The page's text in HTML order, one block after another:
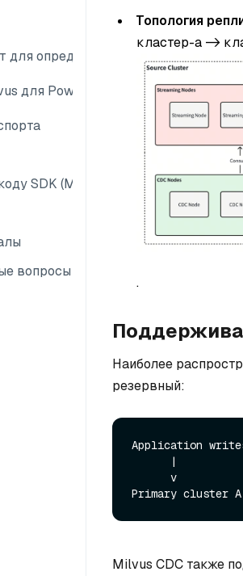
для определения размера Milvus
для PowerShell
SDK (MCP)
вопросы
Топология
кластер-a ->
.
Наиболее
резервный:
Application
Milvus CDC также